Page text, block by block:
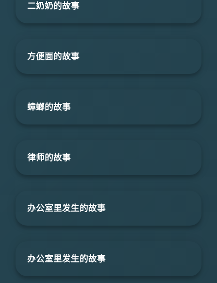
二奶奶的故事
方便面的故事
蟑螂的故事
律师的故事
办公室里发生的故事
办公室里发生的故事